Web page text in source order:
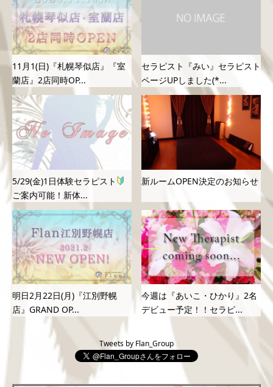
11月1(日)『札幌琴似店』『室
蘭店』2店同時OP...
セラピスト『みい』セラピスト
ページUPしました(*...
5/29(金)1日体験セラピスト
ご案内可能！新体...
新ルームOPEN決定のお知らせ
明日2月22日(月)『江別野幌
店』GRAND OP...
今週は『あいこ・ひかり』2名
デビュー予定！！セラピ...
Tweets by Flan_Group